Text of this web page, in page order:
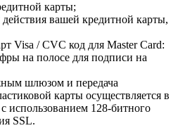
карты;
вашей кредитной карты,
Visa / CVC код для Master Card:
на полосе для подписи на
шлюзом и передача
карты осуществляется в
128-битного
SSL.